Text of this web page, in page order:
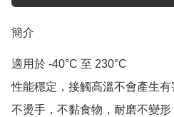
簡介
適用於 -40°C 至 230°C
性能穩定，接觸高溫不會產生
不燙手，不黏食物，耐磨不變形